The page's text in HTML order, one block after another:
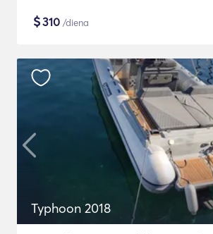
$310 /diena
Typhoon 2018